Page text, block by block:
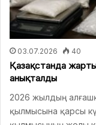
03.07.2026 40
Қазақстанда
анықталды
2026 жылдың
қылмысына қарсы